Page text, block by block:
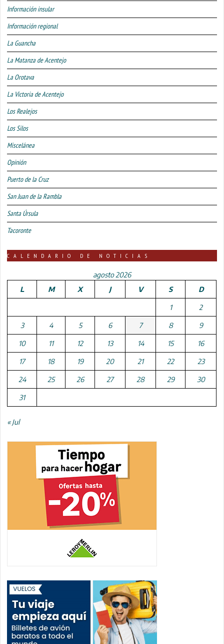
Información insular
Información regional
La Guancha
La Matanza de Acentejo
La Orotava
La Victoria de Acentejo
Los Realejos
Los Silos
Miscelánea
Opinión
Puerto de la Cruz
San Juan de la Rambla
Santa Úrsula
Tacoronte
CALENDARIO DE NOTICIAS
agosto 2026
L
M X J V S D
1 2
3 4 5 6 7 8 9
10 11 12 13 14 15 16
17 18 19 20 21 22 23
24 25 26 27 28 29 30
31
« Jul